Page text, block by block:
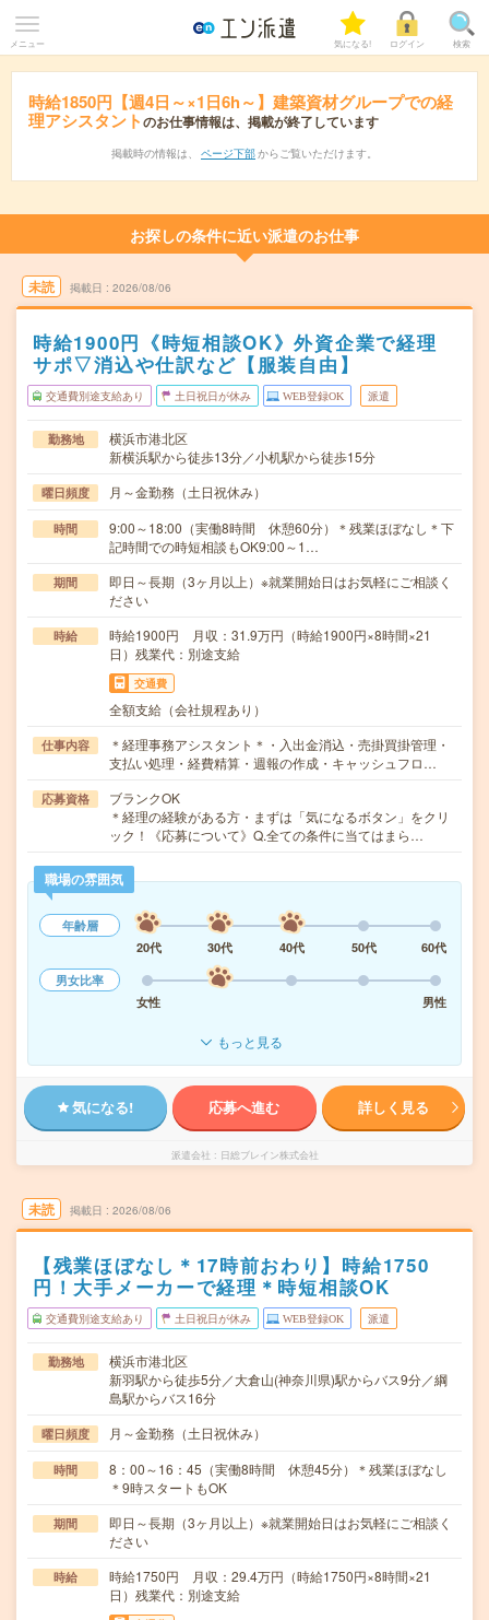
メニュー 気になる! ログイン 検索
時給1850円【週4日～×1日6h～】建築資材グループでの経
理アシスタントのお仕事情報は、掲載が終了しています
掲載時の情報は、 ページ下部 からご覧いただけます。
お探しの条件に近い派遣のお仕事
未読 掲載日 2026/08/06
時給1900円《時短相談OK》外資企業で経理
サポ▽消込や仕訳など【服装自由】
交通費別途支給あり 土日祝日が休み WEB登録OK 派遣
勤務地
横浜市港北区
新横浜駅から徒歩13分／小机駅から徒歩15分
曜日頻度 月～金勤務（土日祝休み）
時間
9:00～18:00（実働8時間 休憩60分）＊残業ほぼなし＊下
記時間での時短相談もOK9:00～1…
期間
即日～長期（3ヶ月以上）※就業開始日はお気軽にご相談く
ださい
時給
時給1900円 月収：31.9万円（時給1900円×8時間×21
日）残業代：別途支給
交通費
全額支給（会社規程あり）
仕事内容
＊経理事務アシスタント＊・入出金消込・売掛買掛管理・
支払い処理・経費精算・週報の作成・キャッシュフロ…
応募資格
ブランクOK
＊経理の経験がある方・まずは「気になるボタン」をクリ
ック！《応募について》Q.全ての条件に当てはまら…
職場の雰囲気
年齢層
20代
30代 40代 50代
60代
男女比率
女性
男性
もっと見る
気になる! 応募へ進む 詳しく見る
派遣会社 日総ブレイン株式会社
未読 掲載日 2026/08/06
【残業ほぼなし＊17時前おわり】時給1750
円！大手メーカーで経理＊時短相談OK
交通費別途支給あり 土日祝日が休み WEB登録OK 派遣
勤務地
横浜市港北区
新羽駅から徒歩5分／大倉山(神奈川県)駅からバス9分／綱
島駅からバス16分
曜日頻度 月～金勤務（土日祝休み）
時間
8：00～16：45（実働8時間 休憩45分）＊残業ほぼなし
＊9時スタートもOK
期間
即日～長期（3ヶ月以上）※就業開始日はお気軽にご相談く
ださい
時給
時給1750円 月収：29.4万円（時給1750円×8時間×21
日）残業代：別途支給